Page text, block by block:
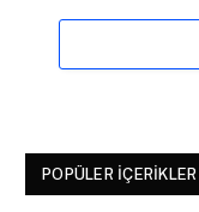
POPÜLER İÇERIKLER